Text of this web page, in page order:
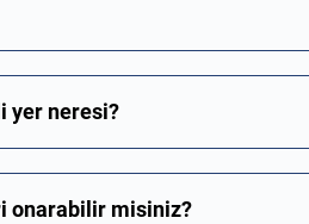
yer neresi?
onarabilir misiniz?